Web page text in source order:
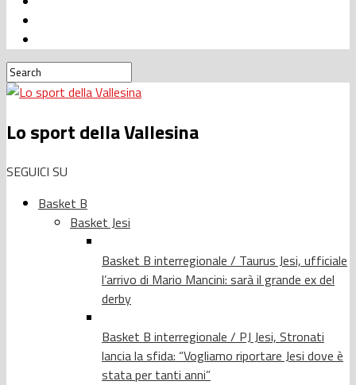
Lo sport della Vallesina
SEGUICI SU
Basket B
Basket Jesi
Basket B interregionale / Taurus Jesi, ufficiale
l’arrivo di Mario Mancini: sarà il grande ex del
derby
Basket B interregionale / PJ Jesi, Stronati
lancia la sfida: “Vogliamo riportare Jesi dove è
stata per tanti anni”